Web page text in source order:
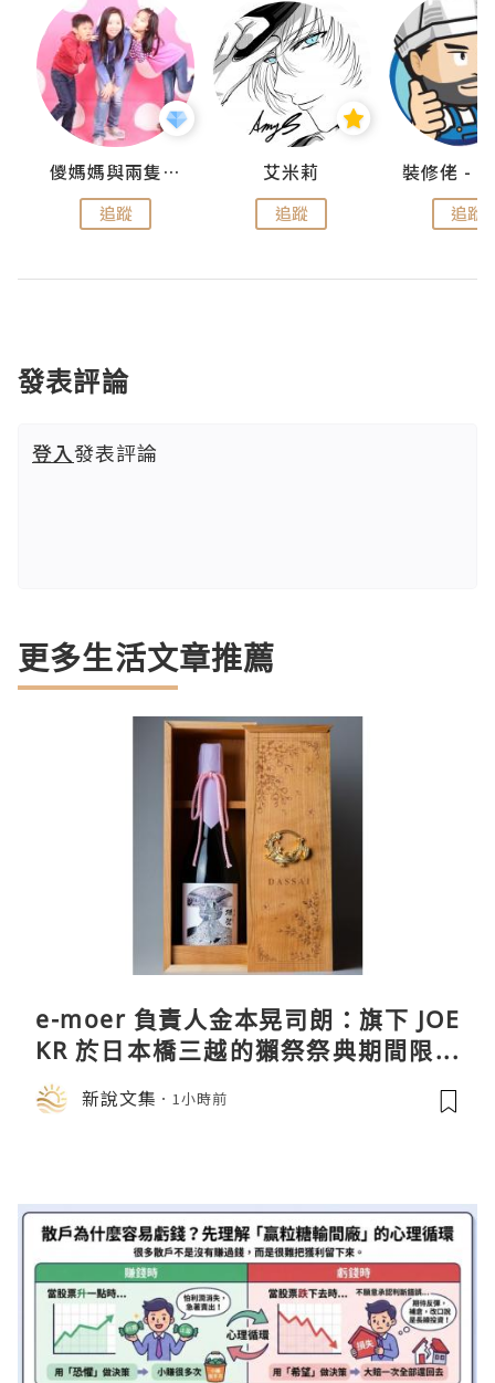
儍媽媽與兩隻小魔怪之家
追蹤
艾米莉
追蹤 追蹤
發表評論
登入發表評論
更多生活文章推薦
e-moer 負責人金本晃司朗：旗下 JOE
KR 於日本橋三越的獺祭祭典期間限定
店中，與日伸貴金属的東京銀器工匠一
同參展新說文集 1小時前